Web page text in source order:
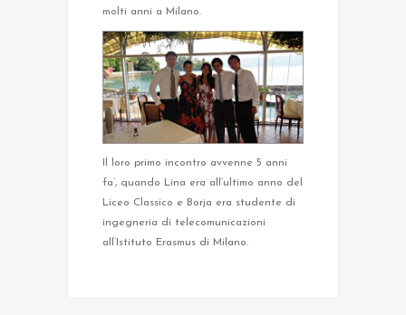
molti anni a Milano.
Il loro primo incontro avvenne 5 anni
fa’, quando Lina era all’ultimo anno del
Liceo Classico e Borja era studente di
ingegneria di telecomunicazioni
all’Istituto Erasmus di Milano.